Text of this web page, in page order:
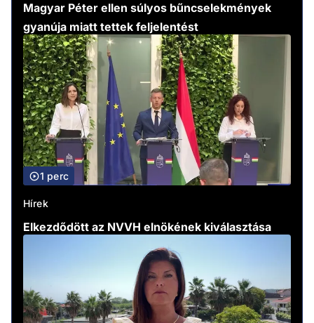
Magyar Péter ellen súlyos bűncselekmények
gyanúja miatt tettek feljelentést
1 perc
Hírek
Elkezdődött az NVVH elnökének kiválasztása